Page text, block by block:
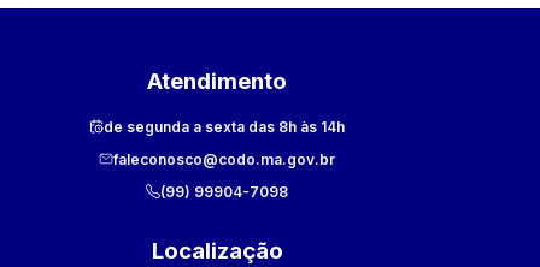
Atendimento
de segunda a sexta das 8h às 14h
faleconosco@codo.ma.gov.br
(99) 99904-7098
Localização